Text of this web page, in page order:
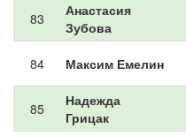
83
Анастасия
Зубова
84 Максим Емелин
85
Надежда
Грицак